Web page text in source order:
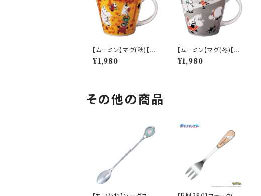
【ムーミン】マグ(秋)【M
M9600】MM9603-1
1
¥1,980
【ムーミン】マグ(冬)【M
M9600】MM9604-1
1
¥1,980
その他の商品